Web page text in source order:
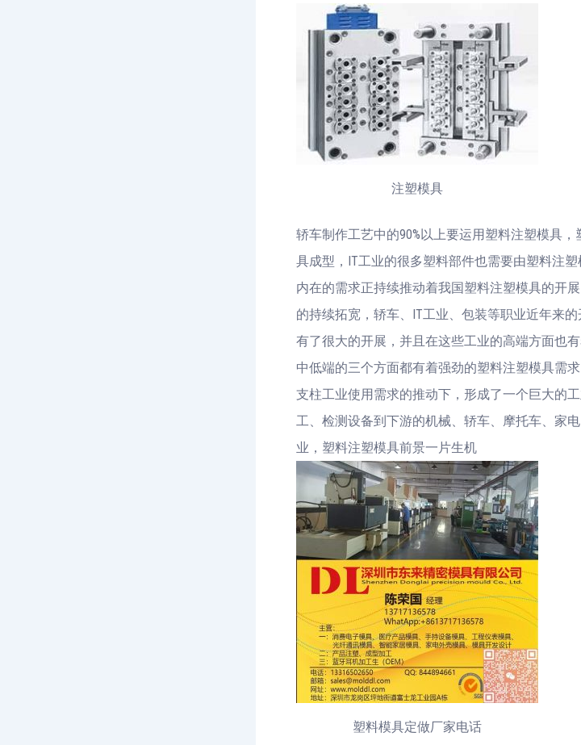
注塑模具
轿车制作工艺中的90%以上要运用塑料注塑模具
具成型，IT工业的很多塑料部件也需要由塑料注
内在的需求正持续推动着我国塑料注塑模具的开
的持续拓宽，轿车、IT工业、包装等职业近年来
有了很大的开展，并且在这些工业的高端方面也
中低端的三个方面都有着强劲的塑料注塑模具需
支柱工业使用需求的推动下，形成了一个巨大的
工、检测设备到下游的机械、轿车、摩托车、家
业，塑料注塑模具前景一片生机
塑料模具定做厂家电话